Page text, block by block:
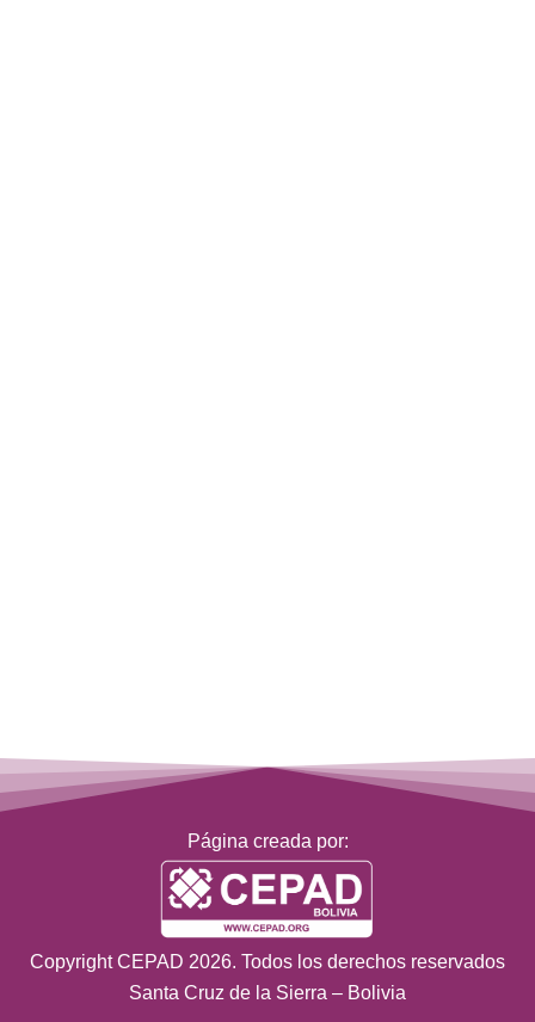
Página creada por:
Copyright CEPAD 2026. Todos los derechos reservados
Santa Cruz de la Sierra – Bolivia